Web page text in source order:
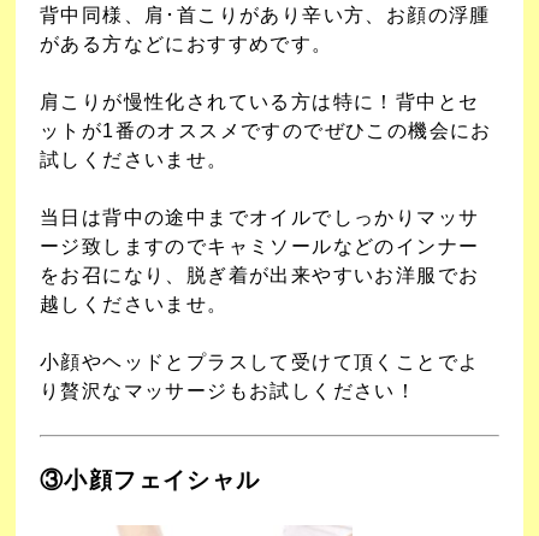
背中同様、肩･首こりがあり辛い方、お顔の浮腫
がある方などにおすすめです。
肩こりが慢性化されている方は特に！背中とセ
ットが1番のオススメですのでぜひこの機会にお
試しくださいませ。
当日は背中の途中までオイルでしっかりマッサ
ージ致しますのでキャミソールなどのインナー
をお召になり、脱ぎ着が出来やすいお洋服でお
越しくださいませ。
小顔やヘッドとプラスして受けて頂くことでよ
り贅沢なマッサージもお試しください！
③小顔フェイシャル